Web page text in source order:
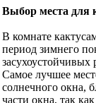
Выбор места для
В комнате
период зимнего
засухоустойчивых
Самое лучшее
солнечного окна,
части окна, так